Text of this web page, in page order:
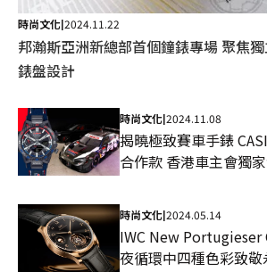
時尚文化|2024.11.22
邦瀚斯亞洲新總部首個鐘錶專場 聚焦獨立製錶品牌及黑色
錶盤設計
時尚文化|2024.11.08
揭曉極致賽車手錶
合作款 香港車主會獨
時尚文化|2024.05.14
IWC New
夜循環中四種色彩致敬